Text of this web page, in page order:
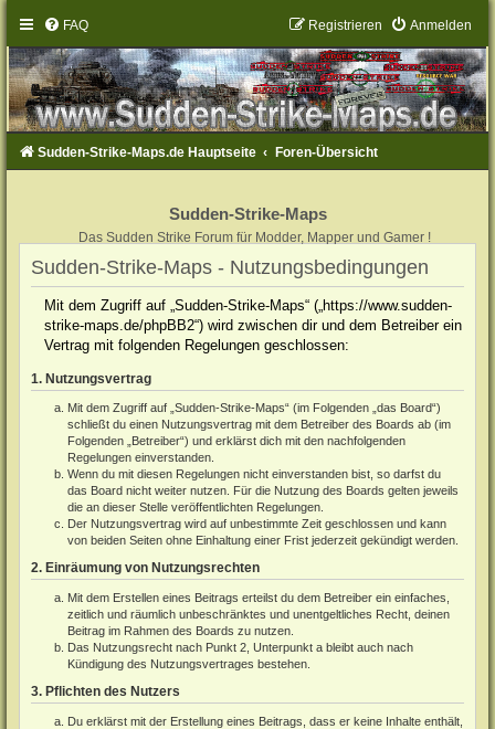
FAQ Anmelden
Registrieren
Sudden-Strike-Maps.de Hauptseite Foren-Übersicht
Sudden-Strike-Maps
Das Sudden Strike Forum für Modder, Mapper und Gamer !
Sudden-Strike-Maps - Nutzungsbedingungen
Mit dem Zugriff auf „Sudden-Strike-Maps“ („https://www.sudden-
strike-maps.de/phpBB2“) wird zwischen dir und dem Betreiber ein
Vertrag mit folgenden Regelungen geschlossen:
1. Nutzungsvertrag
Mit dem Zugriff auf „Sudden-Strike-Maps“ (im Folgenden „das Board“)
schließt du einen Nutzungsvertrag mit dem Betreiber des Boards ab (im
Folgenden „Betreiber“) und erklärst dich mit den nachfolgenden
Regelungen einverstanden.
Wenn du mit diesen Regelungen nicht einverstanden bist, so darfst du
das Board nicht weiter nutzen. Für die Nutzung des Boards gelten jeweils
die an dieser Stelle veröffentlichten Regelungen.
Der Nutzungsvertrag wird auf unbestimmte Zeit geschlossen und kann
von beiden Seiten ohne Einhaltung einer Frist jederzeit gekündigt werden.
2. Einräumung von Nutzungsrechten
Mit dem Erstellen eines Beitrags erteilst du dem Betreiber ein einfaches,
zeitlich und räumlich unbeschränktes und unentgeltliches Recht, deinen
Beitrag im Rahmen des Boards zu nutzen.
Das Nutzungsrecht nach Punkt 2, Unterpunkt a bleibt auch nach
Kündigung des Nutzungsvertrages bestehen.
3. Pflichten des Nutzers
Du erklärst mit der Erstellung eines Beitrags, dass er keine Inhalte enthält,